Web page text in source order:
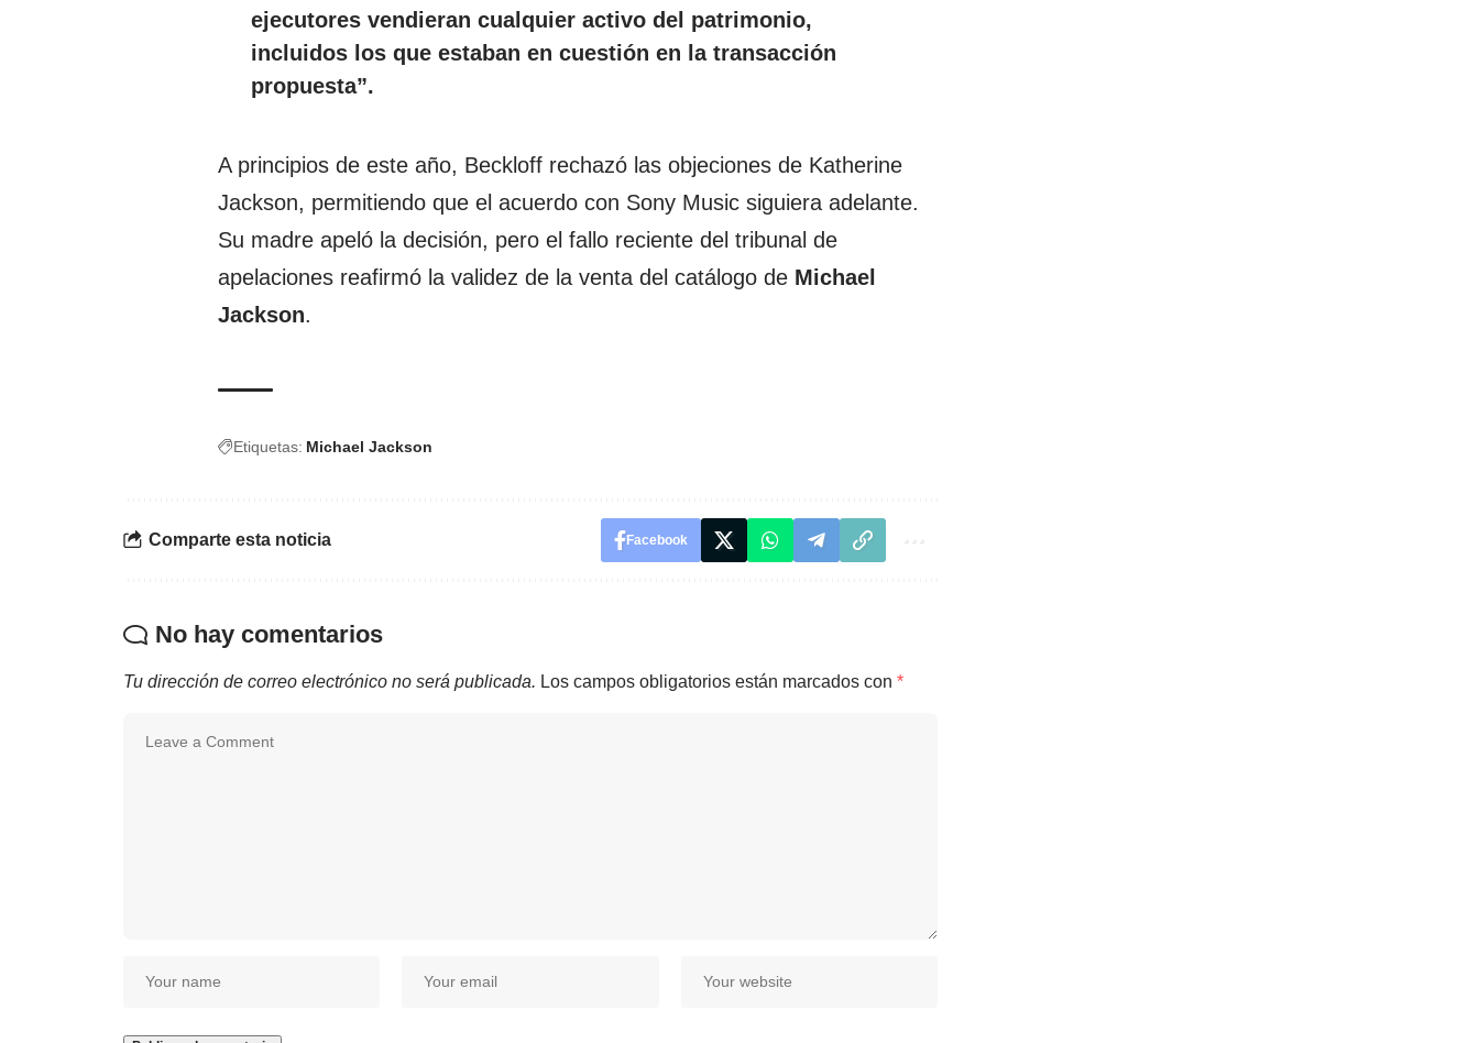
ejecutores vendieran cualquier activo del patrimonio,
incluidos los que estaban en cuestión en la transacción
propuesta”.
A principios de este año, Beckloff rechazó las objeciones de Katherine
Jackson, permitiendo que el acuerdo con Sony Music siguiera adelante.
Su madre apeló la decisión, pero el fallo reciente del tribunal de
apelaciones reafirmó la validez de la venta del catálogo de Michael
Jackson.
Etiquetas: Michael Jackson
Comparte esta noticia Facebook
No hay comentarios
Tu dirección de correo electrónico no será publicada. Los campos obligatorios están marcados con *